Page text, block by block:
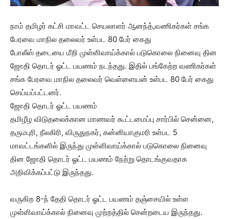
நாம் தமிழர் கட்சி மாவட்ட செயலாளர் ஆனந்த்,வணிகர்கள் சங்க
பேரவை மாநில தலைவர் உள்பட 80 பேர் கைது
போலீஸ் தடையை மீறி முள்ளிவாய்க்கால் படுகொலை நினைவு தின
ஜோதி தொடர் ஓட்ட பயணம் நடந்தது. இதில் பங்கேற்ற வணிகர்கள்
சங்க பேரவை மாநில தலைவர் வெள்ளையன் உள்பட 80 பேர் கைது
செய்யப்பட்டனர்.
ஜோதி தொடர் ஓட்ட பயணம்
தமிழீழ விடுதலைக்கான மாணவர் கூட்டமைப்பு சார்பில் சென்னை,
தருமபுரி, நீலகிரி, விருதுநகர், கன்னியாகுமரி உள்பட 5
மாவட்டங்களில் இருந்து முள்ளிவாய்க்கால் படுகொலை நினைவு
தின ஜோதி தொடர் ஓட்ட பயணம் நேற்று தொடங்குவதாக
அறிவிக்கப்பட்டு இருந்தது.
வருகிற 8-ந் தேதி தொடர் ஓட்ட பயணம் தஞ்சையில் உள்ள
முள்ளிவாய்க்கால் நினைவு முற்றத்தில் சென்றடைய இருந்தது.